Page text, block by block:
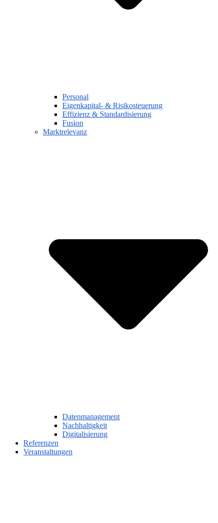
Personal
Eigenkapital- & Risikosteuerung
Effizienz & Standardisierung
Fusion
Marktrelevanz
Datenmanagement
Nachhaltigkeit
Digitalisierung
Referenzen
Veranstaltungen